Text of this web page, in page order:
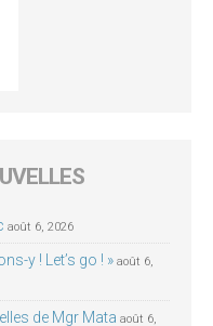
août 6, 2026
y ! Let’s go ! » août 6,
de Mgr Mata août 6,